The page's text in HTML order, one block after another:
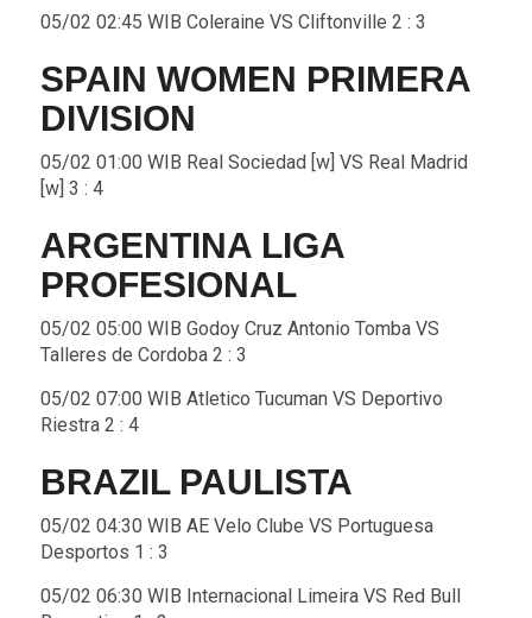
05/02 02:45 WIB Coleraine VS Cliftonville 2 : 3
SPAIN WOMEN PRIMERA
DIVISION
05/02 01:00 WIB Real Sociedad [w] VS Real Madrid
[w] 3 : 4
ARGENTINA LIGA
PROFESIONAL
05/02 05:00 WIB Godoy Cruz Antonio Tomba VS
Talleres de Cordoba 2 : 3
05/02 07:00 WIB Atletico Tucuman VS Deportivo
Riestra 2 : 4
BRAZIL PAULISTA
05/02 04:30 WIB AE Velo Clube VS Portuguesa
Desportos 1 : 3
05/02 06:30 WIB Internacional Limeira VS Red Bull